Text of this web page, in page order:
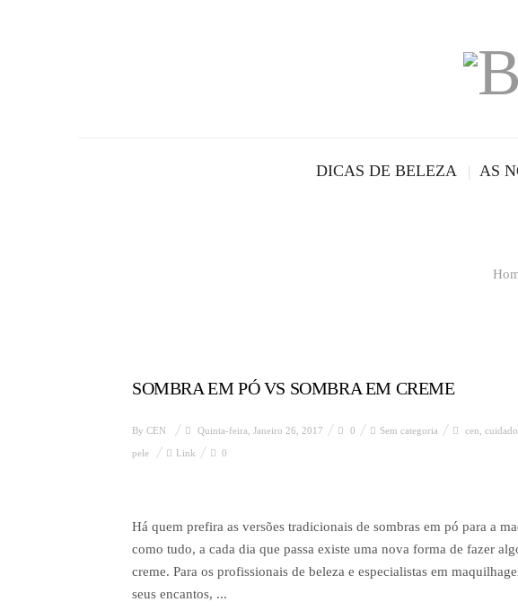
DICAS DE BELEZA AS
SOMBRA EM PÓ VS SOMBRA EM CREME
By CEN Quinta-feira, Janeiro 26, 2017 0 Sem categoria cen
pele Link 0
Há quem prefira as versões tradicionais de sombras em pó para a
como tudo, a cada dia que passa existe uma nova forma de fazer
creme. Para os profissionais de beleza e especialistas em
seus encantos, ...